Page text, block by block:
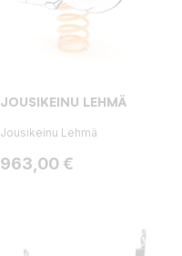
JOUSIKEINU LEHMÄ
Jousikeinu Lehmä
Hinta
963,00 €